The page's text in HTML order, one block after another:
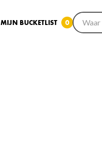
MIJN BUCKETLIST 0